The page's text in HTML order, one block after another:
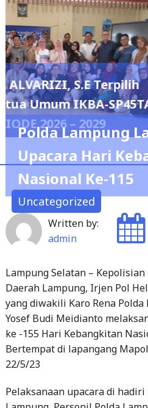
DPRD
Pengembangan
Melalui
admin May 7,
Uncategorized
Polda Lampung
Upacara Hari
Nasional Ke-115
Written by:
admin
Lampung Selatan –
Daerah Lampung, Irjen Pol
yang diwakili Karo Rena Polda
Yosef Budi Meidianto
ke -155 Hari Kebangkitan
Bertempat di lapangang
22/5/23
Pelaksanaan upacara di